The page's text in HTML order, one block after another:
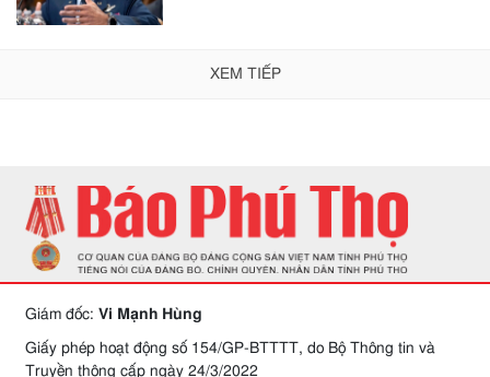
XEM TIẾP
Giám đốc: Vi Mạnh Hùng
Giấy phép hoạt động số 154/GP-BTTTT, do Bộ Thông tin và
Truyền thông cấp ngày 24/3/2022